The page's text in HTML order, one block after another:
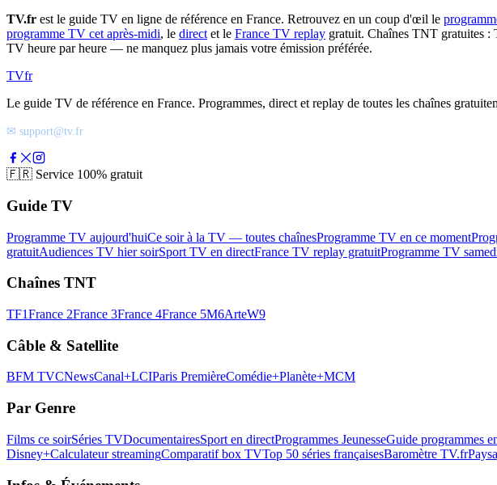
TV.fr est le guide TV en ligne de référence en France. Retrouvez en un coup d'œil le
programme TV cet après-midi, le direct et le France TV replay gratuit. Chaînes TNT gratuites
TV heure par heure — ne manquez plus jamais votre émission préférée.
TVfr
Le guide TV de référence en France. Programmes, direct et replay de toutes les chaînes
✉ support@tv.fr
🇫🇷 Service 100% gratuit
Guide TV
Programme TV aujourd'huiCe soir à la TV — toutes chaînesProgramme TV en ce moment
gratuitAudiences TV hier soirSport TV en directFrance TV replay gratuitProgramme TV
Chaînes TNT
TF1France 2France 3France 4France 5M6ArteW9
Câble & Satellite
BFM TVCNewsCanal+LCIParis PremièreComédie+Planète+MCM
Par Genre
Films ce soirSéries TVDocumentairesSport en directProgrammes JeunesseGuide programmes
Disney+Calculateur streamingComparatif box TVTop 50 séries françaisesBaromètre TV.fr